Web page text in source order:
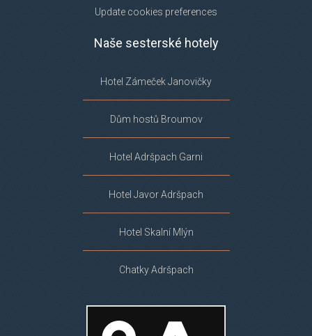
Update cookies preferences
Naše sesterské hotely
Hotel Zámeček Janovičky
Dům hostů Broumov
Hotel Adršpach Garni
Hotel Javor Adršpach
Hotel Skalní Mlýn
Chatky Adršpach